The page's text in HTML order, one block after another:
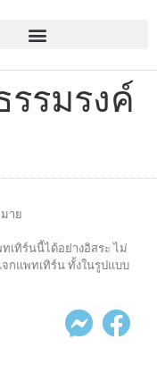
รมรงค์
าย
เทิร์นนี้ได้อย่างอิสระ ไม่
กแพทเทิร์น ทั้งในรูปแบบ